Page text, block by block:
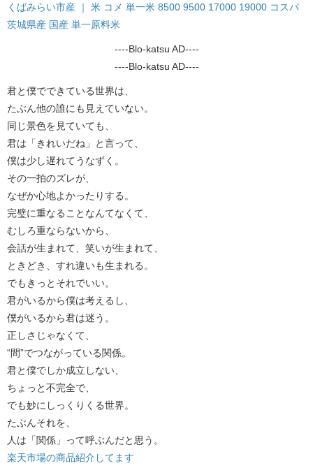
くばみらい市産 ｜ 米 コメ 単一米 8500 9500 17000 19000 コスパ
茨城県産 国産 単一原料米
----Blo-katsu AD----
----Blo-katsu AD----
君と僕でできている世界は、
たぶん他の誰にも見えていない。
同じ景色を見ていても、
君は「きれいだね」と言って、
僕は少し遅れてうなずく。
その一拍のズレが、
なぜか心地よかったりする。
完璧に重なることなんてなくて、
むしろ重ならないから、
会話が生まれて、笑いが生まれて、
ときどき、すれ違いも生まれる。
でもきっとそれでいい。
君がいるから僕は考えるし、
僕がいるから君は迷う。
正しさじゃなくて、
“間”でつながっている関係。
君と僕でしか成立しない、
ちょっと不完全で、
でも妙にしっくりくる世界。
たぶんそれを、
人は「関係」って呼ぶんだと思う。
楽天市場の商品紹介してます